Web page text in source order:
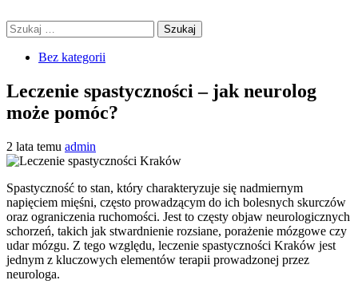
Primary
Menu
Szukaj:
Bez kategorii
Leczenie spastyczności – jak neurolog
może pomóc?
2 lata temu admin
Spastyczność to stan, który charakteryzuje się nadmiernym
napięciem mięśni, często prowadzącym do ich bolesnych skurczów
oraz ograniczenia ruchomości. Jest to częsty objaw neurologicznych
schorzeń, takich jak stwardnienie rozsiane, porażenie mózgowe czy
udar mózgu. Z tego względu, leczenie spastyczności Kraków jest
jednym z kluczowych elementów terapii prowadzonej przez
neurologa.